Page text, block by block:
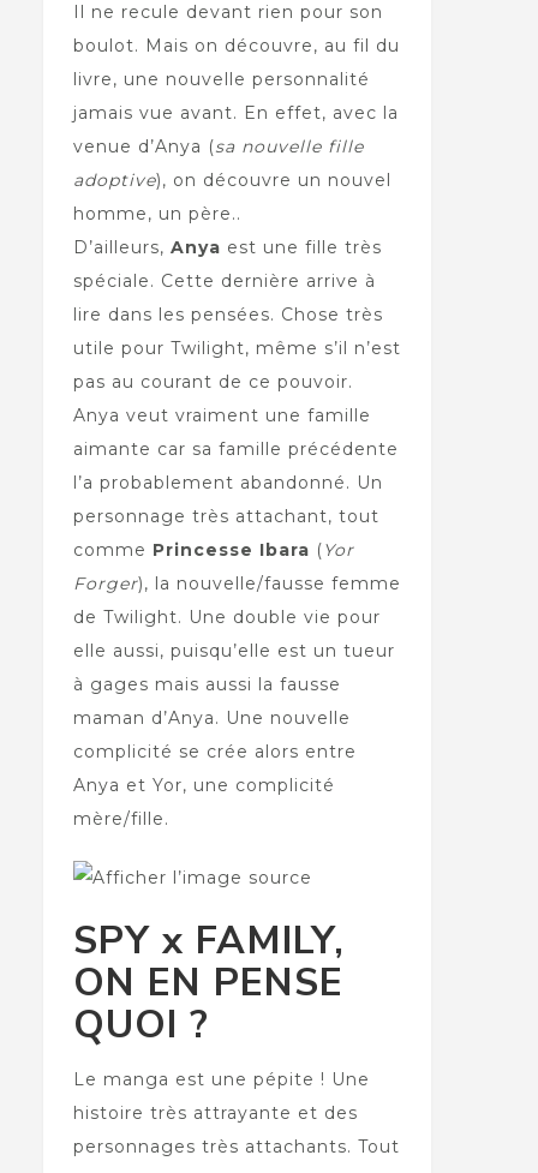
Il ne recule devant rien pour son
boulot. Mais on découvre, au fil du
livre, une nouvelle personnalité
jamais vue avant. En effet, avec la
venue d’Anya (sa nouvelle fille
adoptive), on découvre un nouvel
homme, un père..
D’ailleurs, Anya est une fille très
spéciale. Cette dernière arrive à
lire dans les pensées. Chose très
utile pour Twilight, même s’il n’est
pas au courant de ce pouvoir.
Anya veut vraiment une famille
aimante car sa famille précédente
l’a probablement abandonné. Un
personnage très attachant, tout
comme Princesse Ibara (Yor
Forger), la nouvelle/fausse femme
de Twilight. Une double vie pour
elle aussi, puisqu’elle est un tueur
à gages mais aussi la fausse
maman d’Anya. Une nouvelle
complicité se crée alors entre
Anya et Yor, une complicité
mère/fille.
SPY x FAMILY,
ON EN PENSE
QUOI ?
Le manga est une pépite ! Une
histoire très attrayante et des
personnages très attachants. Tout